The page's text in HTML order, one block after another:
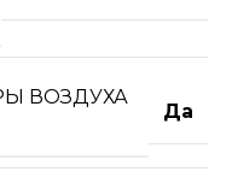
ВОЗДУХА
Да